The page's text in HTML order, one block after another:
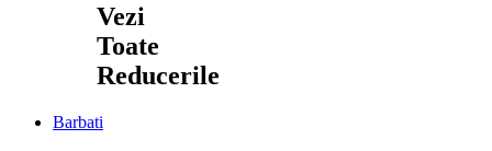
Vezi
Toate
Reducerile
Barbati